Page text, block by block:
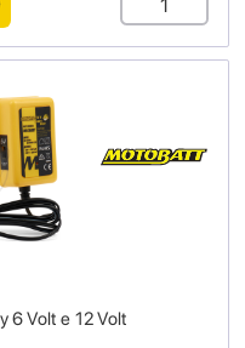
6 Volt e 12 Volt